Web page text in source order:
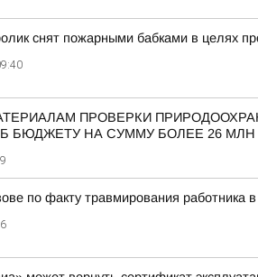
снят пожарными бабками в целях
ПРОВЕРКИ
БЮДЖЕТУ НА СУММУ БОЛЕЕ 26 МЛН
по факту травмирования работника